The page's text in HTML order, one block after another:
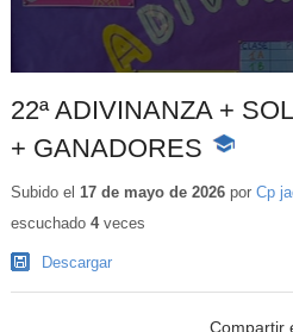
22ª ADIVINANZA +
+ GANADORES
-
educativo
Subido el 17 de mayo de 2026por Cp
escuchado 4veces
Descargar